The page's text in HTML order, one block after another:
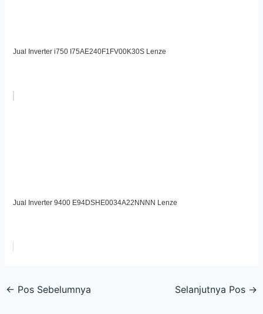
Jual Inverter i750 I75AE240F1FV00K30S Lenze
Jual Inverter 9400 E94DSHE0034A22NNNN Lenze
← Pos Sebelumnya Selanjutnya Pos →